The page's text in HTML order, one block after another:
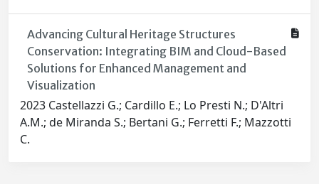
Advancing Cultural Heritage Structures
Conservation: Integrating BIM and Cloud-Based
Solutions for Enhanced Management and
Visualization
2023 Castellazzi G.; Cardillo E.; Lo Presti N.; D'Altri
A.M.; de Miranda S.; Bertani G.; Ferretti F.; Mazzotti
C.